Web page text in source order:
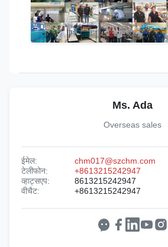
Ms. Ada
Overseas sales
ईमेल:
chm017@szchm.com
टेलीफोन:
+8613215242947
व्हाट्सएप:
8613215242947
वीचैट:
+8613215242947